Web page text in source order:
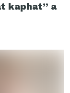
kaphat” a